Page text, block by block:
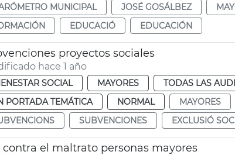
MUNICIPAL
JOSÉ GOSÁLBEZ
EDUCACIÓ EDUCACIÓN
proyectos sociales
hace 1 año
SOCIAL MAYORES TODAS LAS
PORTADA TEMÁTICA
NORMAL MAYORES
SUBVENCIONES EXCLUSIÓ
contra el maltrato personas mayores